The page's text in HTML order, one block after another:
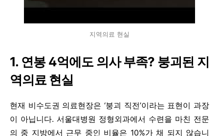
지역의료 현실
1. 연봉 4억에도 의사 부족? 붕괴된 지
역의료 현실
현재 비수도권 의료현장은 ‘붕괴 직전’이라는 표현이 과장
이 아닙니다. 서울대병원 정형외과에서 수련을 마친 전문
의 중 지방에서 근무 중인 비율은 10%가 채 되지 않습니